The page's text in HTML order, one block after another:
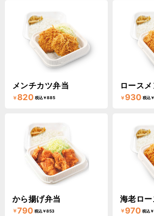
メンチカツ弁当
￥820 税込￥885
ロース
￥ 930 税込
から揚げ弁当
￥790 税込￥853
海老ロ
￥ 970 税込